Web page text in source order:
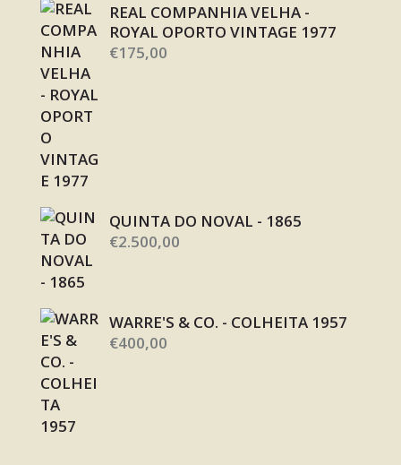
REAL COMPANHIA VELHA -
ROYAL OPORTO VINTAGE 1977
€175,00
QUINTA DO NOVAL - 1865
€2.500,00
WARRE'S & CO. - COLHEITA 1957
€400,00